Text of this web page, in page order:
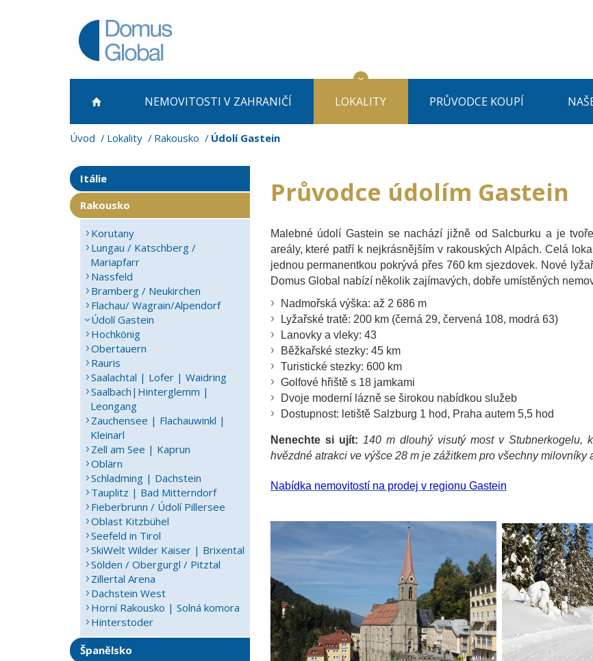
NEMOVITOSTI V ZAHRANIČÍ LOKALITY PRŮVODCE KOUPÍ
Úvod Lokality Rakousko Údolí Gastein
Itálie
Rakousko
Korutany
Lungau / Katschberg /
Mariapfarr
Nassfeld
Bramberg / Neukirchen
Flachau/ Wagrain/Alpendorf
Údolí Gastein
Hochkönig
Obertauern
Rauris
Saalachtal | Lofer | Waidring
Saalbach|Hinterglemm |
Leongang
Zauchensee | Flachauwinkl |
Kleinarl
Zell am See | Kaprun
Oblärn
Schladming | Dachstein
Tauplitz | Bad Mitterndorf
Fieberbrunn / Údolí Pillersee
Oblast Kitzbühel
Seefeld in Tirol
SkiWelt Wilder Kaiser | Brixental
Sölden / Obergurgl / Pitztal
Zillertal Arena
Dachstein West
Horní Rakousko | Solná komora
Hinterstoder
Španělsko
Průvodce údolím Gastein
Malebné údolí Gastein se nachází jižně od Salcburku a je
areály, které patří k nejkrásnějším v rakouských Alpách. Celá
jednou permanentkou pokrývá přes 760 km sjezdovek. Nové
Domus Global nabízí několik zajímavých, dobře umístěných
Nadmořská výška: až 2 686 m
Lyžařské tratě: 200 km (černá 29, červená 108, modrá 63)
Lanovky a vleky: 43
Běžkařské stezky: 45 km
Turistické stezky: 600 km
Golfové hřiště s 18 jamkami
Dvoje moderní lázně se širokou nabídkou služeb
Dostupnost: letiště Salzburg 1 hod, Praha autem 5,5 hod
Nenechte si ujít: 140 m dlouhý visutý most v Stubnerkogelu,
hvězdné atrakci ve výšce 28 m je zážitkem pro všechny milovníky
Nabídka nemovitostí na prodej v regionu Gastein